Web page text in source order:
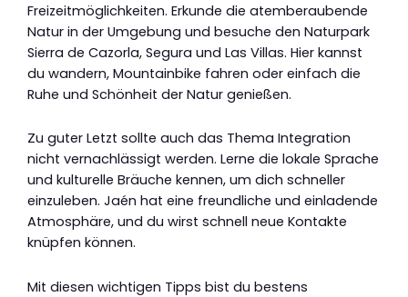
Freizeitmöglichkeiten. Erkunde die atemberaubende
Natur in der Umgebung und besuche den Naturpark
Sierra de Cazorla, Segura und Las Villas. Hier kannst
du wandern, Mountainbike fahren oder einfach die
Ruhe und Schönheit der Natur genießen.
Zu guter Letzt sollte auch das Thema Integration
nicht vernachlässigt werden. Lerne die lokale Sprache
und kulturelle Bräuche kennen, um dich schneller
einzuleben. Jaén hat eine freundliche und einladende
Atmosphäre, und du wirst schnell neue Kontakte
knüpfen können.
Mit diesen wichtigen Tipps bist du bestens